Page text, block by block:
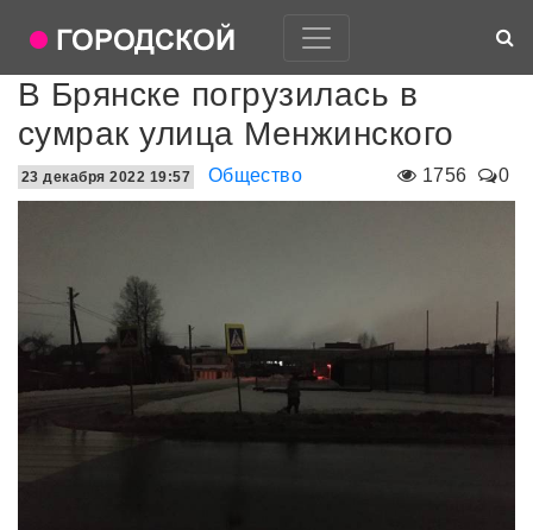
В Брянске погрузилась в
сумрак улица Менжинского
1756 0
23 декабря 2022 19:57 Общество